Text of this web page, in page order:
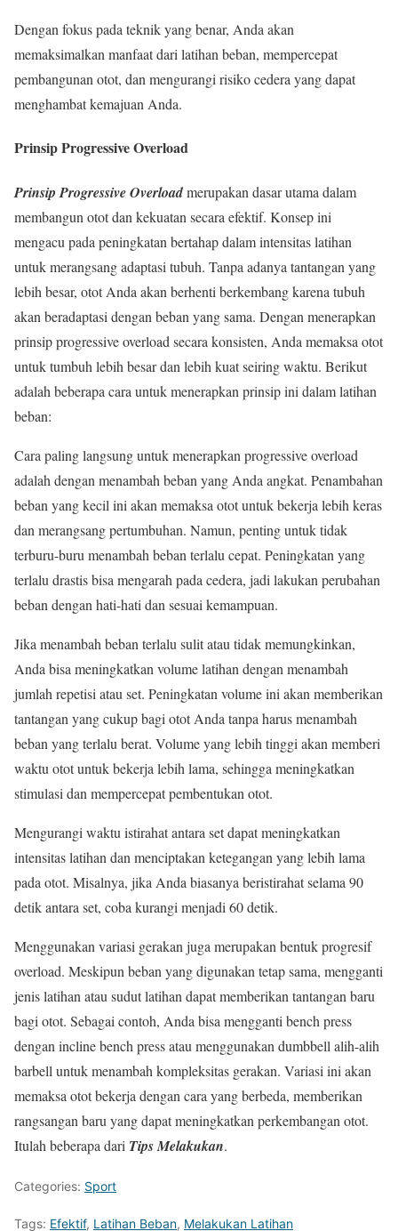
Dengan fokus pada teknik yang benar, Anda akan
memaksimalkan manfaat dari latihan beban, mempercepat
pembangunan otot, dan mengurangi risiko cedera yang dapat
menghambat kemajuan Anda.
Prinsip Progressive Overload
Prinsip Progressive Overloadmerupakan dasar utama dalam
membangun otot dan kekuatan secara efektif. Konsep ini
mengacu pada peningkatan bertahap dalam intensitas latihan
untuk merangsang adaptasi tubuh. Tanpa adanya tantangan yang
lebih besar, otot Anda akan berhenti berkembang karena tubuh
akan beradaptasi dengan beban yang sama. Dengan menerapkan
prinsip progressive overload secara konsisten, Anda memaksa otot
untuk tumbuh lebih besar dan lebih kuat seiring waktu. Berikut
adalah beberapa cara untuk menerapkan prinsip ini dalam latihan
beban:
Cara paling langsung untuk menerapkan progressive overload
adalah dengan menambah beban yang Anda angkat. Penambahan
beban yang kecil ini akan memaksa otot untuk bekerja lebih keras
dan merangsang pertumbuhan. Namun, penting untuk tidak
terburu-buru menambah beban terlalu cepat. Peningkatan yang
terlalu drastis bisa mengarah pada cedera, jadi lakukan perubahan
beban dengan hati-hati dan sesuai kemampuan.
Jika menambah beban terlalu sulit atau tidak memungkinkan,
Anda bisa meningkatkan volume latihan dengan menambah
jumlah repetisi atau set. Peningkatan volume ini akan memberikan
tantangan yang cukup bagi otot Anda tanpa harus menambah
beban yang terlalu berat. Volume yang lebih tinggi akan memberi
waktu otot untuk bekerja lebih lama, sehingga meningkatkan
stimulasi dan mempercepat pembentukan otot.
Mengurangi waktu istirahat antara set dapat meningkatkan
intensitas latihan dan menciptakan ketegangan yang lebih lama
pada otot. Misalnya, jika Anda biasanya beristirahat selama 90
detik antara set, coba kurangi menjadi 60 detik.
Menggunakan variasi gerakan juga merupakan bentuk progresif
overload. Meskipun beban yang digunakan tetap sama, mengganti
jenis latihan atau sudut latihan dapat memberikan tantangan baru
bagi otot. Sebagai contoh, Anda bisa mengganti bench press
dengan incline bench press atau menggunakan dumbbell alih-alih
barbell untuk menambah kompleksitas gerakan. Variasi ini akan
memaksa otot bekerja dengan cara yang berbeda, memberikan
rangsangan baru yang dapat meningkatkan perkembangan otot.
Itulah beberapa dari Tips Melakukan.
Categories: Sport
Tags: Efektif, Latihan Beban, Melakukan Latihan